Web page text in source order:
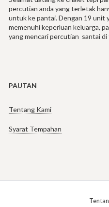
percutian anda yang terletak
untuk ke pantai. Dengan 19 unit
memenuhi keperluan keluarga,
yang mencari percutian santai
PAUTAN
Tentang Kami
Syarat Tempahan